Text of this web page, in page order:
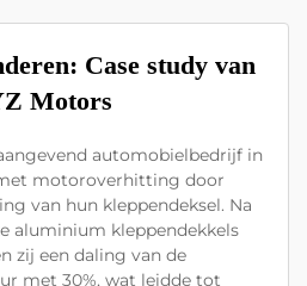
Case study van
Motors
automobielbedrijf in
motoroverhitting door
van hun kleppendeksel. Na
aluminium kleppendekkels
zij een daling van de
met 30%, wat leidde tot